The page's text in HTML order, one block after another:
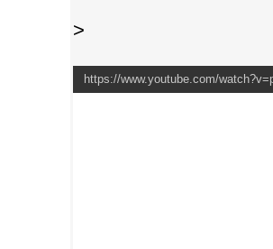
>
https://www.youtube.com/